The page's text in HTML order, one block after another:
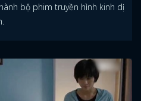
bộ phim truyền hình kinh dị